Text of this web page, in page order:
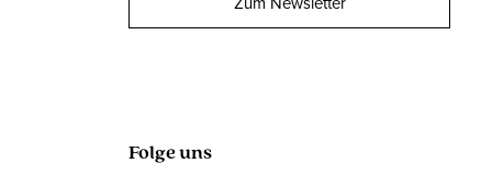
Folge uns